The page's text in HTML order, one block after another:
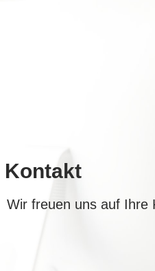
Kontakt
Wir freuen uns auf Ihre